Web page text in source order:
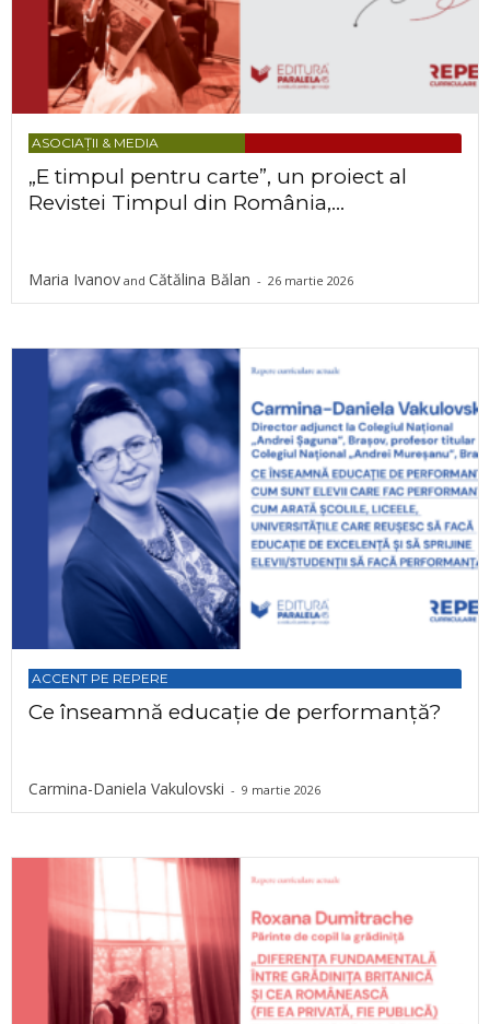
ASOCIAȚII & MEDIA
„E timpul pentru carte”, un proiect al
Revistei Timpul din România,...
Maria Ivanov and Cătălina Bălan - 26 martie 2026
ACCENT PE REPERE
Ce înseamnă educație de performanță?
Carmina-Daniela Vakulovski - 9 martie 2026